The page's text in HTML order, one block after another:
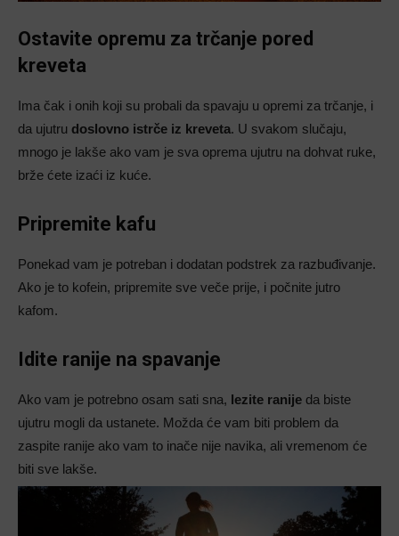
Ostavite opremu za trčanje pored
kreveta
Ima čak i onih koji su probali da spavaju u opremi za trčanje, i
da ujutru doslovno istrče iz kreveta. U svakom slučaju,
mnogo je lakše ako vam je sva oprema ujutru na dohvat ruke,
brže ćete izaći iz kuće.
Pripremite kafu
Ponekad vam je potreban i dodatan podstrek za razbuđivanje.
Ako je to kofein, pripremite sve veče prije, i počnite jutro
kafom.
Idite ranije na spavanje
Ako vam je potrebno osam sati sna, lezite ranije da biste
ujutru mogli da ustanete. Možda će vam biti problem da
zaspite ranije ako vam to inače nije navika, ali vremenom će
biti sve lakše.